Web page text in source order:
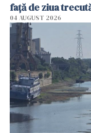
faţă de ziua
04 AUGUST 2026